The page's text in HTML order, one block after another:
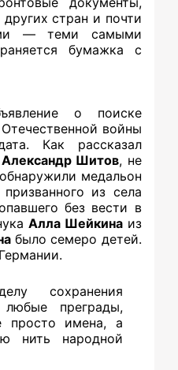
стран и почти
— теми самыми
бумажка с
о поиске
войны
Как рассказал
Шитов, не
медальон
из села
без вести в
Алла Шейкинаиз
было семеро детей.
сохранения
преграды,
просто имена, а
нить народной